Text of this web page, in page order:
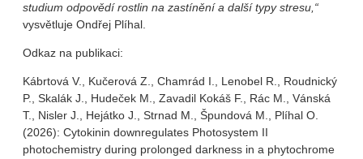
studium odpovědí rostlin na zastínění a další typy stresu,“
vysvětluje Ondřej Plíhal.
Odkaz na publikaci:
Kábrtová V., Kučerová Z., Chamrád I., Lenobel R., Roudnický
P., Skalák J., Hudeček M., Zavadil Kokáš F., Rác M., Vánská
T., Nisler J., Hejátko J., Strnad M., Špundová M., Plíhal O.
(2026): Cytokinin downregulates Photosystem II
photochemistry during prolonged darkness in a phytochrome